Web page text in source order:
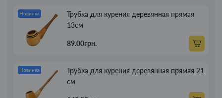
Новинка
Трубка для курения деревянная прямая
13см
89.00грн.
Новинка
Трубка для курения деревянная прямая 21
см